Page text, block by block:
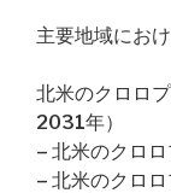
主要地域にお
北米のクロロ
2031年）
– 北米のクロ
– 北米のクロ